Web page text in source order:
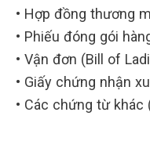
• Hợp đồng thương
• Phiếu đóng gói
• Vận đơn (Bill of
• Giấy chứng nhận
• Các chứng từ khác